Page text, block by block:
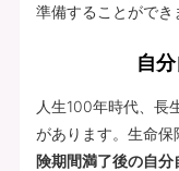
準備することができ
自
人生100年時代、長
があります。生命保
険期間満了後の自